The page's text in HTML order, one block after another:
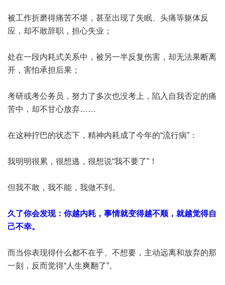
被工作折磨得痛苦不堪，甚至出现了失眠、头痛等躯体反
应，却不敢辞职，担心失业；
处在一段内耗式关系中，被另一半反复伤害，却无法果断离
开，害怕承担后果；
考研或考公务员，努力了多次也没考上，陷入自我否定的痛
苦中，却不甘心放弃……
在这种拧巴的状态下，精神内耗成了今年的“流行病”：
我明明很累，很想逃，很想说“我不要了”！
但我不敢，我不能，我做不到。
久了你会发现：你越内耗，事情就变得越不顺，就越觉得自
己不幸。
而当你表现得什么都不在乎、不想要，主动远离和放弃的那
一刻，反而觉得“人生爽翻了”。